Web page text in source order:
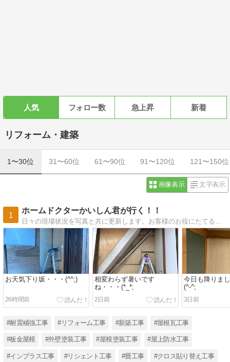
人気 フォロー数 急上昇 新着
リフォーム・建築
1〜30位 31〜60位 61〜90位 91〜120位 121〜150位
画像表示 文字表示
1
ホームドクターかいしん君が行く！！
お天気下り坂・・・(^^;)
26時間前
相変わらず暑いです
ね・・・(*_*;
2日前
今日も降りま
(^-^;
3日前
#耐震補強工事 #リフォーム工事 #新築工事 #屋根瓦工事
#板金屋根 #外壁塗装工事 #屋根塗装工事 #屋上防水工事
#インプラス工事 #リシェント工事 #畳工事 #クロス貼り替え工事